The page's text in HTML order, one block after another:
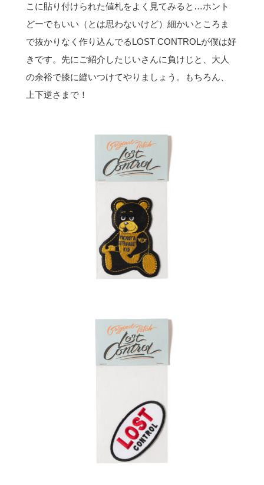
こに貼り付けられた値札をよく見てみると…ホント
どーでもいい（とは思わないけど）細かいところま
で抜かりなく作り込んでるLOST CONTROLが僕は好
きです。先にご紹介したじいさんに負けじと、大人
の余裕で膝に縫いつけてやりましょう。もちろん、
上下逆さまで！